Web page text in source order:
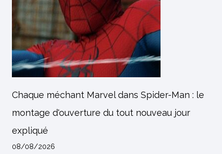
Chaque méchant Marvel dans Spider-Man : le
montage d'ouverture du tout nouveau jour
expliqué
08/08/2026